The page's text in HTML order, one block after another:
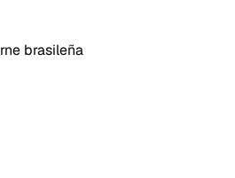
brasileña